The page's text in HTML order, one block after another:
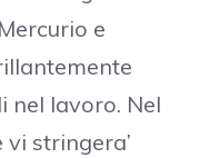
e
nel lavoro. Nel
stringera’